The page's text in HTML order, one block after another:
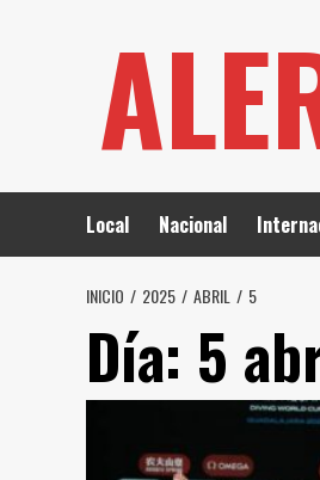
Local Nacional
INICIO 2025 ABRIL 5
Día: 5